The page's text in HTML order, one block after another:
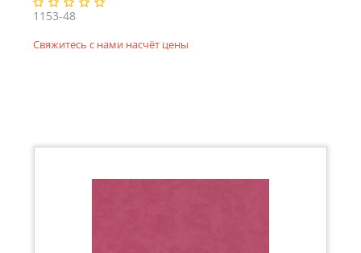
1153-48
Свяжитесь с нами насчёт цены